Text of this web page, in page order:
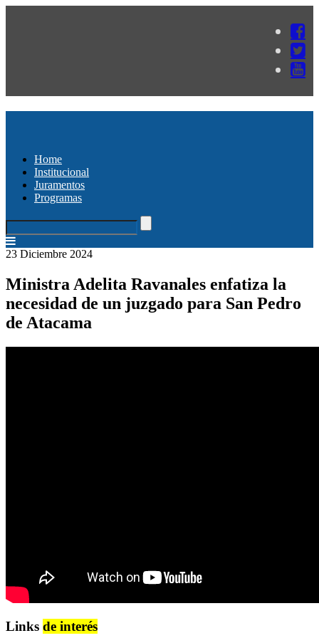
Home
Institucional
Juramentos
Programas
23 Diciembre 2024
Ministra Adelita Ravanales enfatiza la
necesidad de un juzgado para San Pedro
de Atacama
Links de interés